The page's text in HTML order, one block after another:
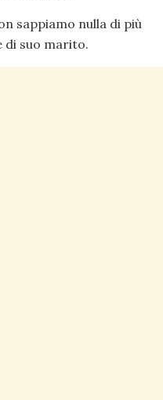
sappiamo nulla di più
di suo marito.